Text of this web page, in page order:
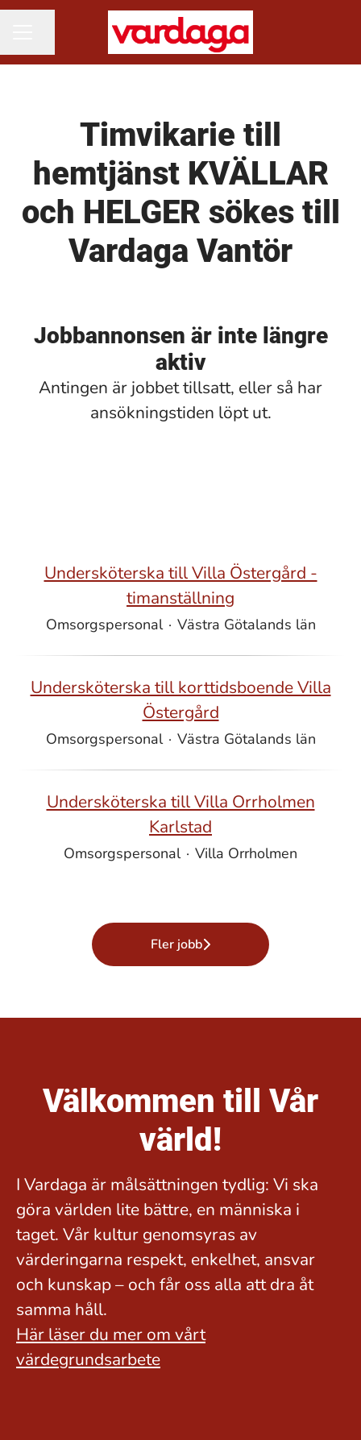
Timvikarie till
hemtjänst KVÄLLAR
och HELGER sökes till
Vardaga Vantör
Jobbannonsen är inte längre
aktiv
Antingen är jobbet tillsatt, eller så har
ansökningstiden löpt ut.
Undersköterska till Villa Östergård -
timanställning
Omsorgspersonal · Västra Götalands län
Undersköterska till korttidsboende Villa
Östergård
Omsorgspersonal · Västra Götalands län
Undersköterska till Villa Orrholmen
Karlstad
Omsorgspersonal · Villa Orrholmen
Fler jobb
Välkommen till Vår
värld!
I Vardaga är målsättningen tydlig: Vi ska
göra världen lite bättre, en människa i
taget. Vår kultur genomsyras av
värderingarna respekt, enkelhet, ansvar
och kunskap – och får oss alla att dra åt
samma håll.
Här läser du mer om vårt
värdegrundsarbete